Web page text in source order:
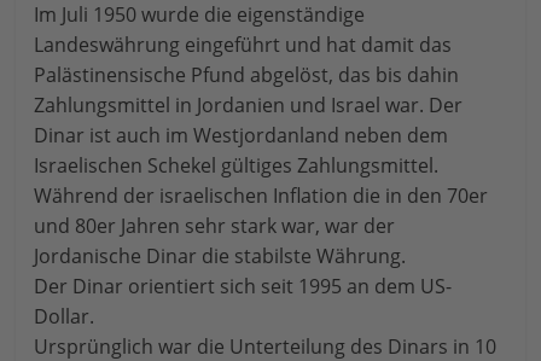
Im Juli 1950 wurde die eigenständige
Landeswährung eingeführt und hat damit das
Palästinensische Pfund abgelöst, das bis dahin
Zahlungsmittel in Jordanien und Israel war. Der
Dinar ist auch im Westjordanland neben dem
Israelischen Schekel gültiges Zahlungsmittel.
Während der israelischen Inflation die in den 70er
und 80er Jahren sehr stark war, war der
Jordanische Dinar die stabilste Währung.
Der Dinar orientiert sich seit 1995 an dem US-
Dollar.
Ursprünglich war die Unterteilung des Dinars in 10